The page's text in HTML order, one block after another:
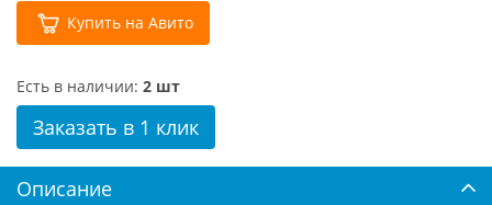
Купить на Авито
Есть в наличии: 2 шт
Заказать в 1 клик
Описание